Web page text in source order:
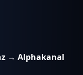
→ Alphakanal